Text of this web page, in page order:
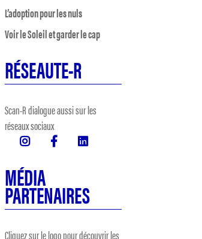
L’adoption pour les nuls
Voir le Soleil et garder le cap
RÉSEAUTE-R
Scan-R dialogue aussi sur les
réseaux sociaux
MÉDIA
PARTENAIRES
Cliquez sur le logo pour découvrir les